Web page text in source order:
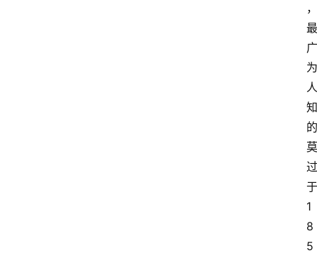
，
最
广
为
人
知
的
莫
过
于
1
8
5